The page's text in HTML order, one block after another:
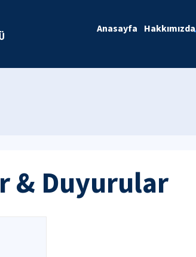
Anasayfa Hakkımızda
& Duyurular